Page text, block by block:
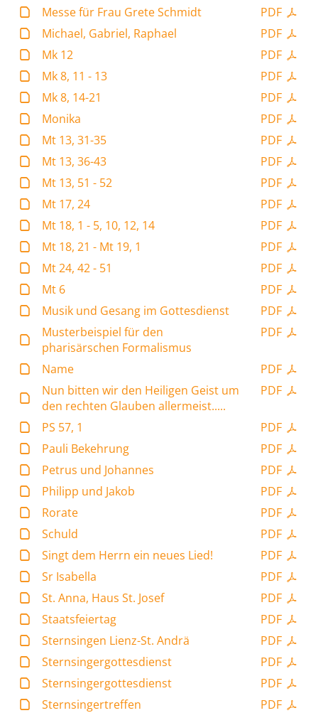
PDF
Messe für Frau Grete Schmidt
PDF
Michael, Gabriel, Raphael
PDF
Mk 12
PDF
Mk 8, 11 - 13
PDF
Mk 8, 14-21
PDF
Monika
PDF
Mt 13, 31-35
PDF
Mt 13, 36-43
PDF
Mt 13, 51 - 52
PDF
Mt 17, 24
PDF
Mt 18, 1 - 5, 10, 12, 14
PDF
Mt 18, 21 - Mt 19, 1
PDF
Mt 24, 42 - 51
PDF
Mt 6
PDF
Musik und Gesang im Gottesdienst
PDF
Musterbeispiel für den
pharisärschen Formalismus
PDF
Name
PDF
Nun bitten wir den Heiligen Geist um
den rechten Glauben allermeist.....
PDF
PS 57, 1
PDF
Pauli Bekehrung
PDF
Petrus und Johannes
PDF
Philipp und Jakob
PDF
Rorate
PDF
Schuld
PDF
Singt dem Herrn ein neues Lied!
PDF
Sr Isabella
PDF
St. Anna, Haus St. Josef
PDF
Staatsfeiertag
PDF
Sternsingen Lienz-St. Andrä
PDF
Sternsingergottesdienst
PDF
Sternsingergottesdienst
PDF
Sternsingertreffen